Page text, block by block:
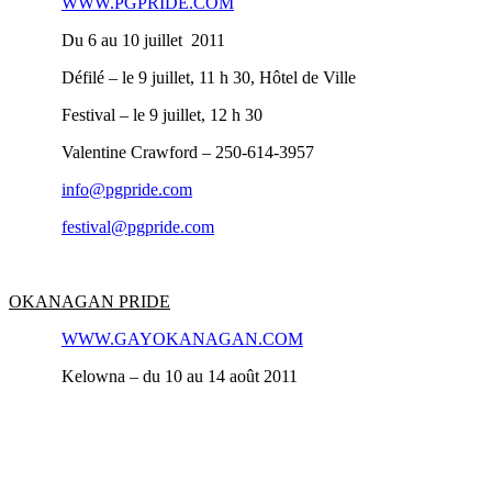
Du 6 au 10 juillet 2011
Défilé – le 9 juillet, 11 h 30, Hôtel de Ville
Festival – le 9 juillet, 12 h 30
Valentine Crawford – 250‑614‑3957
info@pgpride.com
festival@pgpride.com
OKANAGAN PRIDE
WWW.GAYOKANAGAN.COM
Kelowna – du 10 au 14 août 2011